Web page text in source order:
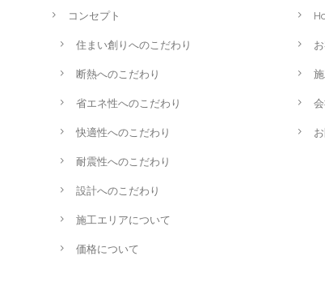
コンセプト
住まい創りへのこだわり
断熱へのこだわり
省エネ性へのこだわり
快適性へのこだわり
耐震性へのこだわり
設計へのこだわり
施工エリアについて
価格について